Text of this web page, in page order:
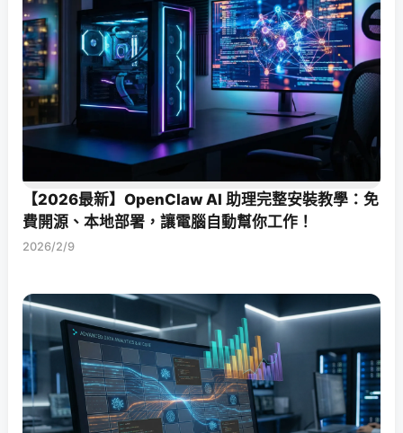
【2026最新】OpenClaw AI 助理完整安裝教學：免
費開源、本地部署，讓電腦自動幫你工作！
2026/2/9